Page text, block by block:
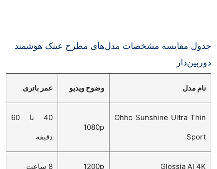
جدول مقایسه مشخصات مدل‌های مطرح عینک هوشمند
دوربین‌دار
نام مدل وضوح ویدیو عمر باتری
Ohho Sunshine Ultra Thin
Sport
1080p
40 تا 60
دقیقه
Glossia AI 4K
1200p 8 ساعت